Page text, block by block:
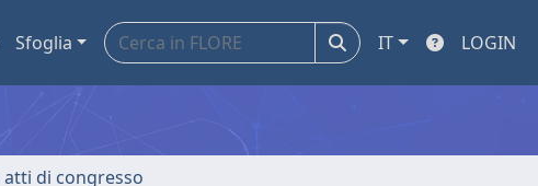
Sfoglia IT LOGIN
di congresso